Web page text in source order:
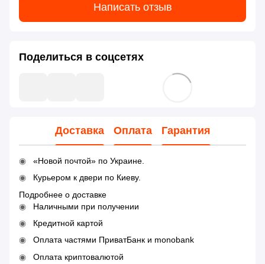
Написать отзыв
Поделиться в соцсетях
Доставка Оплата Гарантия
«Новой почтой» по Украине.
Курьером к двери по Киеву.
Подробнее о доставке
Наличными при получении
Кредитной картой
Оплата частями ПриватБанк и monobank
Оплата криптовалютой